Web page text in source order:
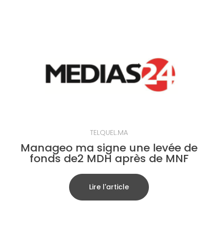
TELQUEL.MA
Manageo ma signe une levée de
fonds de2 MDH après de MNF
Lire l'article